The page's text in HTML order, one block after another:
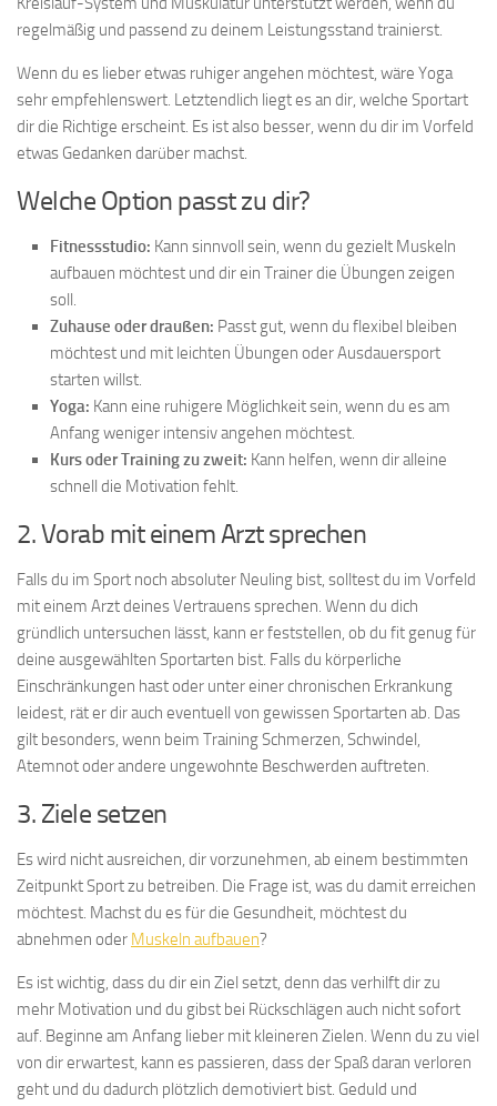
regelmäßig und passend zu deinem Leistungsstand trainierst.
Wenn du es lieber etwas ruhiger angehen möchtest, wäre Yoga
sehr empfehlenswert. Letztendlich liegt es an dir, welche Sportart
dir die Richtige erscheint. Es ist also besser, wenn du dir im Vorfeld
etwas Gedanken darüber machst.
Welche Option passt zu dir?
Fitnessstudio: Kann sinnvoll sein, wenn du gezielt Muskeln
aufbauen möchtest und dir ein Trainer die Übungen zeigen
soll.
Zuhause oder draußen: Passt gut, wenn du flexibel bleiben
möchtest und mit leichten Übungen oder Ausdauersport
starten willst.
Yoga: Kann eine ruhigere Möglichkeit sein, wenn du es am
Anfang weniger intensiv angehen möchtest.
Kurs oder Training zu zweit: Kann helfen, wenn dir alleine
schnell die Motivation fehlt.
2. Vorab mit einem Arzt sprechen
Falls du im Sport noch absoluter Neuling bist, solltest du im Vorfeld
mit einem Arzt deines Vertrauens sprechen. Wenn du dich
gründlich untersuchen lässt, kann er feststellen, ob du fit genug für
deine ausgewählten Sportarten bist. Falls du körperliche
Einschränkungen hast oder unter einer chronischen Erkrankung
leidest, rät er dir auch eventuell von gewissen Sportarten ab. Das
gilt besonders, wenn beim Training Schmerzen, Schwindel,
Atemnot oder andere ungewohnte Beschwerden auftreten.
3. Ziele setzen
Es wird nicht ausreichen, dir vorzunehmen, ab einem bestimmten
Zeitpunkt Sport zu betreiben. Die Frage ist, was du damit erreichen
möchtest. Machst du es für die Gesundheit, möchtest du
abnehmen oder Muskeln aufbauen?
Es ist wichtig, dass du dir ein Ziel setzt, denn das verhilft dir zu
mehr Motivation und du gibst bei Rückschlägen auch nicht sofort
auf. Beginne am Anfang lieber mit kleineren Zielen. Wenn du zu viel
von dir erwartest, kann es passieren, dass der Spaß daran verloren
geht und du dadurch plötzlich demotiviert bist. Geduld und